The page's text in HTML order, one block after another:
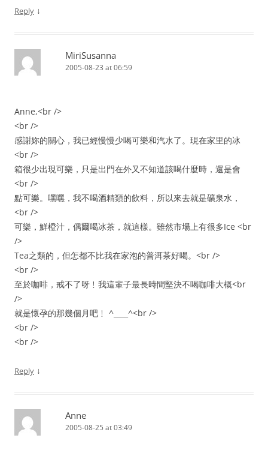
Reply ↓
MiriSusanna
2005-08-23 at 06:59
Anne,<br />
<br />
感謝妳的關心，我已經慢慢少喝可樂和汽水了。現在家里的冰
<br />
箱很少出現可樂，只是出門在外又不知道該喝什麼時，還是會
<br />
點可樂。嘿嘿，我不喝酒精類的飲料，所以來去就是礦泉水，
<br />
可樂，鮮橙汁，偶爾喝冰茶，就這樣。雖然市場上有很多Ice <br
/>
Tea之類的，但怎都不比我在家泡的普洱茶好喝。<br />
<br />
至於咖啡，戒不了呀﹗我這輩子最長時間堅決不喝咖啡大概<br
/>
就是懷孕的那幾個月吧﹗ ^____^<br />
<br />
<br />
Reply ↓
Anne
2005-08-25 at 03:49